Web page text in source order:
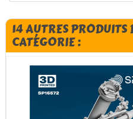
14 AUTRES PRODUITS
CATÉGORIE :